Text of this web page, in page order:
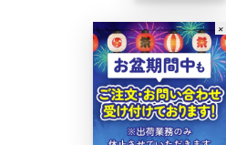
×